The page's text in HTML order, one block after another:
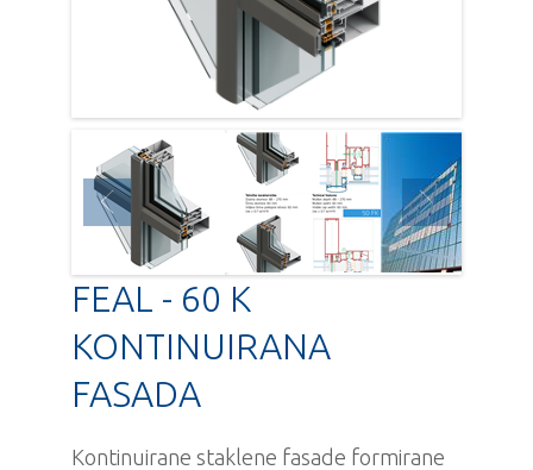
FEAL - 60 K
KONTINUIRANA
FASADA
Kontinuirane staklene fasade formirane